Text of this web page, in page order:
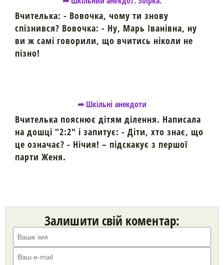
Вчителька: - Вовочка, чому ти знову
спізнився? Вовочка: - Hу, Марь Іванівна, ну
ви ж самі говорили, що вчитись ніколи не
пізно!
➦ Шкільні анекдоти
Вчителька пояснює дітям ділення. Написала
на дошці “2:2″ і запитує: - Діти, хто знає, що
це означає? - Нічия! – підскакує з першої
парти Женя.
Залишити свій коментар: